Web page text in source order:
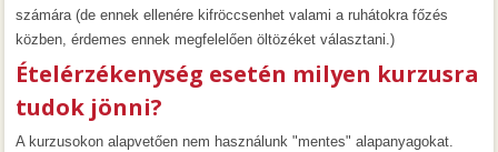
számára (de ennek ellenére kifröccsenhet valami a ruhátokra főzés
közben, érdemes ennek megfelelően öltözéket választani.)
Ételérzékenység esetén milyen kurzusra
tudok jönni?
A kurzusokon alapvetően nem használunk "mentes" alapanyagokat.